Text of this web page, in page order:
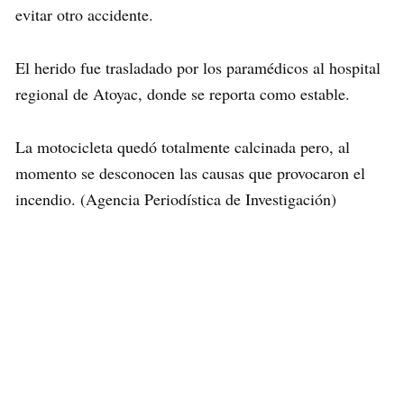
evitar otro accidente.
El herido fue trasladado por los paramédicos al hospital
regional de Atoyac, donde se reporta como estable.
La motocicleta quedó totalmente calcinada pero, al
momento se desconocen las causas que provocaron el
incendio. (Agencia Periodística de Investigación)